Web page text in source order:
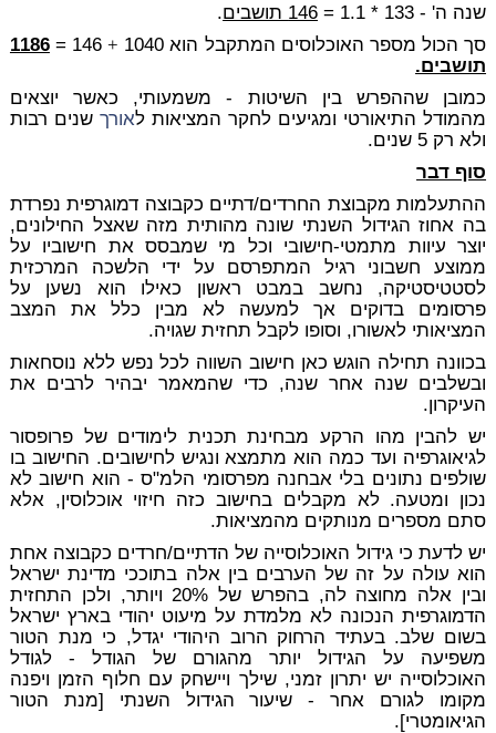
שנה ה' - 133 * 1.1 =
146 תושבים
.
סך הכול מספר האוכלוסים המתקבל הוא 1040
+
146 =
1186
תושבים.
כמובן שההפרש בין השיטות - משמעותי, כאשר יוצאים
מהמודל התיאורטי ומגיעים לחקר המציאות לאורך שנים רבות
ולא רק 5 שנים.
סוף דבר
ההתעלמות מקבוצת החרדים/דתיים כקבוצה דמוגרפית נפרדת
בה אחוז הגידול השנתי שונה מהותית מזה שאצל החילונים,
יוצר עיוות מתמטי-חישובי וכל מי שמבסס את חישוביו על
ממוצע חשבוני רגיל המתפרסם על ידי הלשכה המרכזית
לסטטיסטיקה, נחשב במבט ראשון כאילו הוא נשען על
פרסומים בדוקים אך למעשה לא מבין כלל את המצב
המציאותי לאשורו, וסופו לקבל תחזית שגויה.
בכוונה תחילה הוגש כאן חישוב השווה לכל נפש ללא נוסחאות
ובשלבים שנה אחר שנה, כדי שהמאמר יבהיר לרבים את
העיקרון.
יש להבין מהו הרקע מבחינת תכנית לימודים של פרופסור
לגיאוגרפיה ועד כמה הוא מתמצא ונגיש לחישובים. החישוב בו
שולפים נתונים בלי אבחנה מפרסומי הלמ"ס - הוא חישוב לא
נכון ומטעה. לא מקבלים בחישוב כזה חיזוי אוכלוסין, אלא
סתם מספרים מנותקים מהמציאות.
יש לדעת כי גידול האוכלוסייה של הדתיים/חרדים כקבוצה אחת
הוא עולה על זה של הערבים בין אלה בתוככי מדינת ישראל
ובין אלה מחוצה לה, בהפרש של 20% ויותר, ולכן התחזית
הדמוגרפית הנכונה לא מלמדת על מיעוט יהודי בארץ ישראל
בשום שלב. בעתיד הרחוק הרוב היהודי יגדל, כי מנת הטור
משפיעה על הגידול יותר מהגורם של הגודל - לגודל
האוכלוסייה יש יתרון זמני, שילך ויישחק עם חלוף הזמן ויפנה
מקומו לגורם אחר - שיעור הגידול השנתי [מנת הטור
הגיאומטרי].